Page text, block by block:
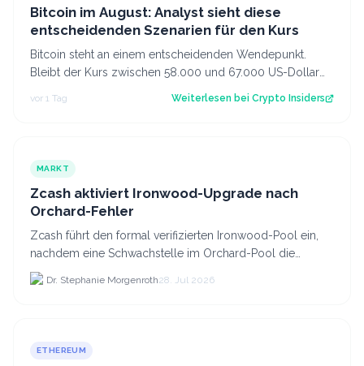
Bitcoin im August: Analyst sieht diese
entscheidenden Szenarien für den Kurs
Bitcoin steht an einem entscheidenden Wendepunkt.
Bleibt der Kurs zwischen 58.000 und 67.000 US-Dollar
vor 1 Tag Weiterlesen bei Crypto Insiders
MARKT
Zcash aktiviert Ironwood-Upgrade nach
Orchard-Fehler
Zcash führt den formal verifizierten Ironwood-Pool ein,
nachdem eine Schwachstelle im Orchard-Pool die
Erstellung gefälschter ZEC-Token ermöglichte.
Dr. Stephanie Morgenroth28. Jul 2026
ETHEREUM